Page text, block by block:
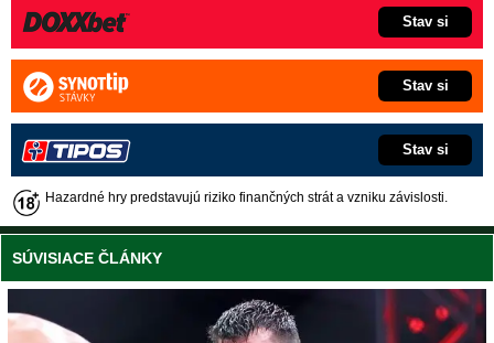
Stav si
Stav si
Stav si
Hazardné hry predstavujú riziko finančných strát a vzniku závislosti.
SÚVISIACE ČLÁNKY